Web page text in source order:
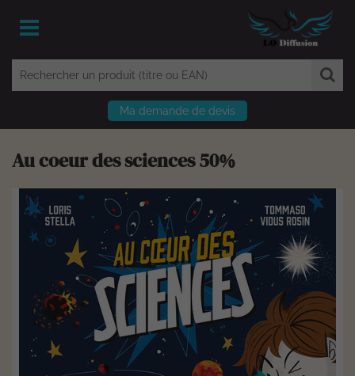
Ma demande de devis
Au coeur des sciences 50%